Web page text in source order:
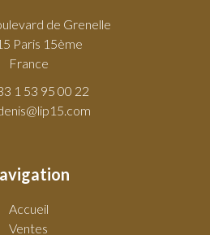
de Grenelle
Paris 15ème
France
1 53 95 00 22
Accueil
Ventes